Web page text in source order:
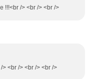
!!!<br /> <br /> <br />
<br /> <br /> <br />